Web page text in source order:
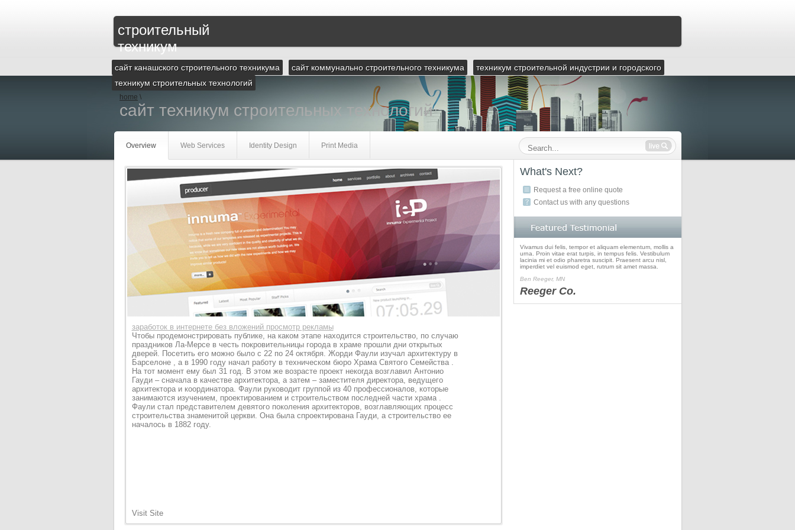
строительный
техникум
сайт канашского строительного техникума сайт коммунально строительного техникума
техникум строительной индустрии и городского
техникум строительных технологий
home \
сайт техникум строительных технологий
Overview Web Services Identity Design Print Media
заработок в интернете без вложений просмотр рекламы
Чтобы продемонстрировать публике, на каком этапе находится строительство, по случаю
праздников Ла-Мерсе в честь покровительницы города в храме прошли дни открытых
дверей. Посетить его можно было с 22 по 24 октября. Жорди Фаули изучал архитектуру в
Барселоне , а в 1990 году начал работу в техническом бюро Храма Святого Семейства .
На тот момент ему был 31 год. В этом же возрасте проект некогда возглавил Антонио
Гауди – сначала в качестве архитектора, а затем – заместителя директора, ведущего
архитектора и координатора. Фаули руководит группой из 40 профессионалов, которые
занимаются изучением, проектированием и строительством последней части храма .
Фаули стал представителем девятого поколения архитекторов, возглавляющих процесс
строительства знаменитой церкви. Она была спроектирована Гауди, а строительство ее
началось в 1882 году.
Visit Site
What's Next?
Request a free online quote
Contact us with any questions
Vivamus dui felis, tempor et aliquam elementum, mollis a
urna. Proin vitae erat turpis, in tempus felis. Vestibulum
lacinia mi et odio pharetra suscipit. Praesent arcu nisl,
imperdiet vel euismod eget, rutrum sit amet massa.
Ben Reeger, MN
Reeger Co.